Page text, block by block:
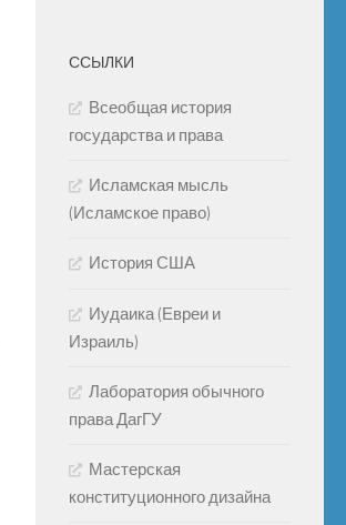
ССЫЛКИ
Всеобщая история
государства и права
Исламская мысль
(Исламское право)
История США
Иудаика (Евреи и
Израиль)
Лаборатория обычного
права ДагГУ
Мастерская
конституционного дизайна